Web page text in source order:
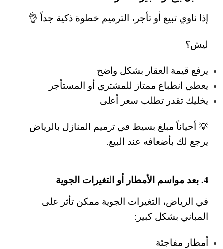
إذا ناوي تبيع أو تأجر، الترميم خطوة ذكية جداً 👌
ليش؟
يرفع قيمة العقار بشكل واضح
يعطي انطباع ممتاز للمشتري أو المستأجر
يخليك تقدر تطلب سعر أعلى
💡 أحياناً مبلغ بسيط في ترميم المنازل بالرياض
يرجع لك بأضعافه عند البيع.
4. بعد مواسم الأمطار أو التغيرات الجوية
في الرياض، التغيرات الجوية ممكن تأثر على
المباني بشكل كبير:
أمطار مفاجئة